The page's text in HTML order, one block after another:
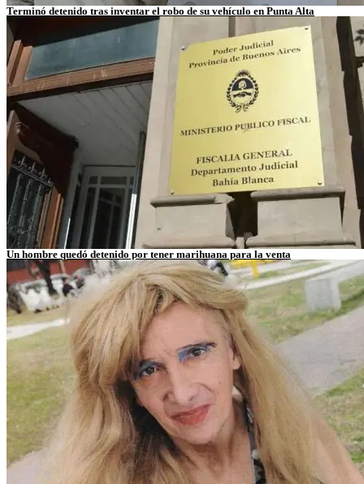
Terminó detenido tras inventar el robo de su vehículo en Punta Alta
Un hombre quedó detenido por tener marihuana para la venta